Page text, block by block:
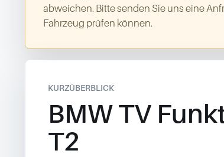
abweichen. Bitte senden Sie uns eine
Fahrzeug prüfen können.
KURZÜBERBLICK
BMW TV
T2